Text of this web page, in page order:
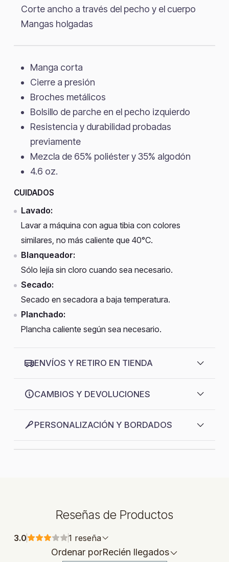
Corte ancho a través del pecho y el cuerpo
Mangas holgadas
Manga corta
Cierre a presión
Broches metálicos
Bolsillo de parche en el pecho izquierdo
Resistencia y durabilidad probadas
previamente
Mezcla de 65% poliéster y 35% algodón
4.6 oz.
CUIDADOS
Lavado:
Lavar a máquina con agua tibia con colores
similares, no más caliente que 40°C.
Blanqueador:
Sólo lejía sin cloro cuando sea necesario.
Secado:
Secado en secadora a baja temperatura.
Planchado:
Plancha caliente según sea necesario.
ENVÍOS Y RETIRO EN TIENDA
CAMBIOS Y DEVOLUCIONES
PERSONALIZACIÓN Y BORDADOS
Reseñas de Productos
3.0 1 reseña
Ordenar porRecién llegados